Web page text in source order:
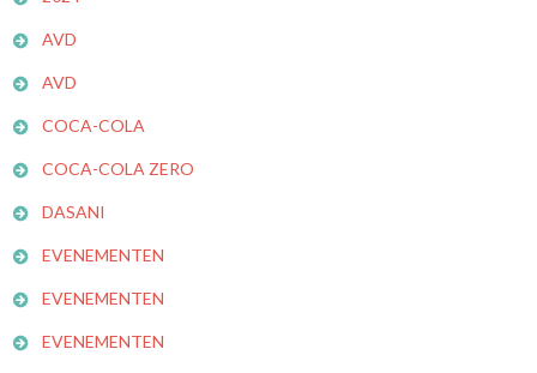
AVD
AVD
COCA-COLA
COCA-COLA ZERO
DASANI
EVENEMENTEN
EVENEMENTEN
EVENEMENTEN